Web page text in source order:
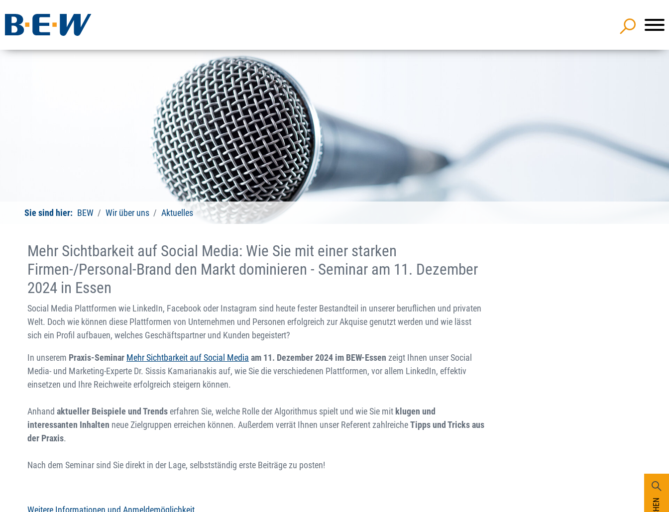
Sie sind hier: BEW Wir über uns Aktuelles
Mehr Sichtbarkeit auf Social Media: Wie Sie mit einer starken
Firmen-/Personal-Brand den Markt dominieren - Seminar am 11. Dezember
2024 in Essen
Social Media Plattformen wie LinkedIn, Facebook oder Instagram sind heute fester Bestandteil in unserer beruflichen und privaten
Welt. Doch wie können diese Plattformen von Unternehmen und Personen erfolgreich zur Akquise genutzt werden und wie lässt
sich ein Profil aufbauen, welches Geschäftspartner und Kunden begeistert?
In unserem Praxis-Seminar Mehr Sichtbarkeit auf Social Media am 11. Dezember 2024 im BEW-Essen zeigt Ihnen unser Social
Media- und Marketing-Experte Dr. Sissis Kamarianakis auf, wie Sie die verschiedenen Plattformen, vor allem LinkedIn, effektiv
einsetzen und Ihre Reichweite erfolgreich steigern können.
Anhand aktueller Beispiele und Trends erfahren Sie, welche Rolle der Algorithmus spielt und wie Sie mit klugen und
interessanten Inhalten neue Zielgruppen erreichen können. Außerdem verrät Ihnen unser Referent zahlreicheTipps und Tricks aus
der Praxis.
Nach dem Seminar sind Sie direkt in der Lage, selbstständig erste Beiträge zu posten!
Weitere Informationen und Anmeldemöglichkeit